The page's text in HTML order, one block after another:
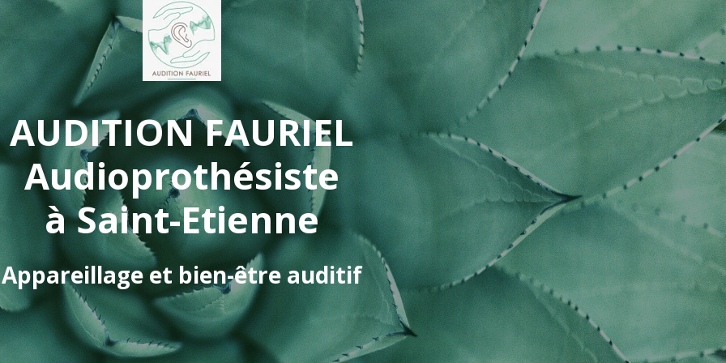
AUDITION FAURIEL
Audioprothésiste
à Saint-Etienne
Appareillage et bien-être auditif